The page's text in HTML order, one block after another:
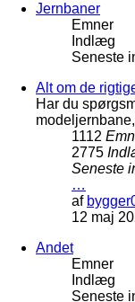
Jernbaner
Emner
Indlæg
Seneste
Alt om de
Har du
1112
2775
Seneste
…
af
12 maj
Andet
Emner
Indlæg
Seneste